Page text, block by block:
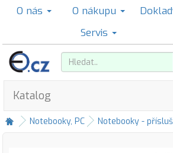
O nás O nákupu
Servis
Katalog
Notebooky, PC Notebooky -